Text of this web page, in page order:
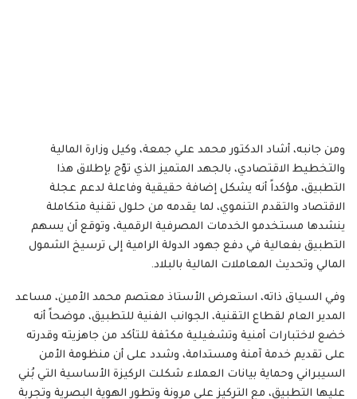
​ومن جانبه، أشاد الدكتور محمد علي جمعة، وكيل وزارة المالية
والتخطيط الاقتصادي، بالجهد المتميز الذي توّج بإطلاق هذا
التطبيق، مؤكداً أنه يشكل إضافة حقيقية وفاعلة لدعم عجلة
الاقتصاد والتقدم التنموي، لما يقدمه من حلول تقنية متكاملة
ينشدها مستخدمو الخدمات المصرفية الرقمية، وتوقع أن يسهم
التطبيق بفعالية في دفع جهود الدولة الرامية إلى ترسيخ الشمول
المالي وتحديث المعاملات المالية بالبلاد.
​وفي السياق ذاته، استعرض الأستاذ معتصم محمد الأمين، مساعد
المدير العام لقطاع التقنية، الجوانب الفنية للتطبيق، موضحاً أنه
خضع لاختبارات أمنية وتشغيلية مكثفة للتأكد من جاهزيته وقدرته
على تقديم خدمة آمنة ومستدامة، وشدد على أن منظومة الأمن
السيبراني وحماية بيانات العملاء شكلت الركيزة الأساسية التي بُني
عليها التطبيق، مع التركيز على مرونة وتطور الهوية البصرية وتجربة